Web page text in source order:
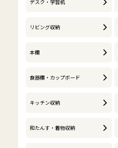
デスク・学習机
リビング収納
本棚
食器棚・カップボード
キッチン収納
和たんす・着物収納